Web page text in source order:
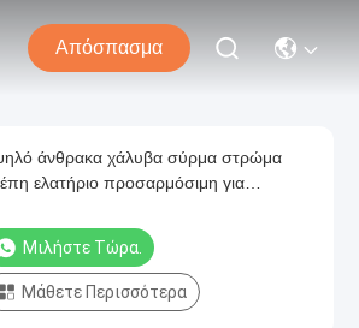
Απόσπασμα
άνθρακα χάλυβα σύρμα στρώμα
ελατήριο προσαρμόσιμη για
Μιλήστε Τώρα.
Μάθετε Περισσότερα